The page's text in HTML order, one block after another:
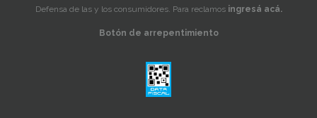
Defensa de las y los consumidores. Para reclamos ingresá acá.
Botón de arrepentimiento